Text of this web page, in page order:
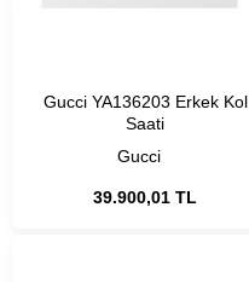
Gucci
Gucci YA136203 Erkek Kol
Saati
39.900,01 TL